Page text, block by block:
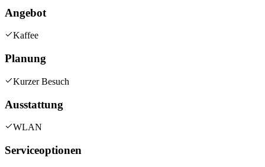
Angebot
Kaffee
Planung
Kurzer Besuch
Ausstattung
WLAN
Serviceoptionen